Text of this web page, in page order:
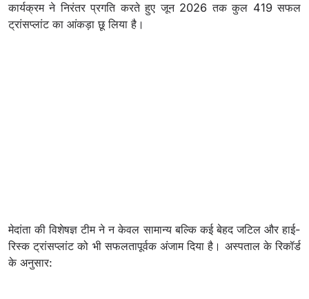
कार्यक्रम ने निरंतर प्रगति करते हुए जून 2026 तक कुल 419 सफल
ट्रांसप्लांट का आंकड़ा छू लिया है।
मेदांता की विशेषज्ञ टीम ने न केवल सामान्य बल्कि कई बेहद जटिल और हाई-
रिस्क ट्रांसप्लांट को भी सफलतापूर्वक अंजाम दिया है। अस्पताल के रिकॉर्ड
के अनुसार: